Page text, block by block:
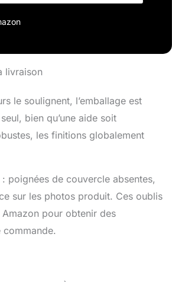
livraison
le soulignent, l’emballage est
bien qu’une aide soit
les finitions globalement
: poignées de couvercle absentes,
sur les photos produit. Ces oublis
pour obtenir des